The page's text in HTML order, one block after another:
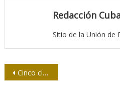
Redacción
Sitio de la Unión de
Navegación
Cinco cifras que muestran cómo la pandemia de coronavirus está fuera de control en Estados Unidos